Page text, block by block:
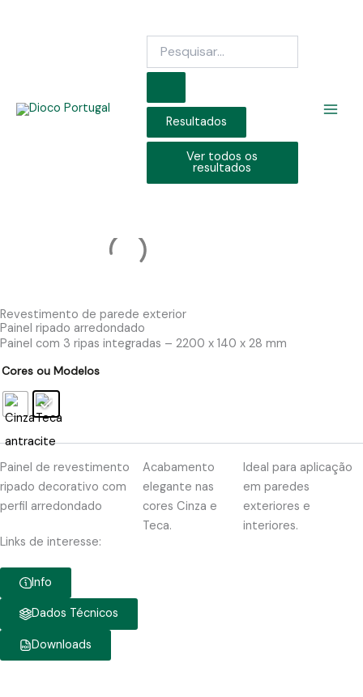
Resultados
Ver todos os
resultados
Revestimento de parede exterior
Painel ripado arredondado
Painel com 3 ripas integradas – 2200 x 140 x 28 mm
Cores ou Modelos
Painel de revestimento
ripado decorativo com
perfil arredondado
Acabamento
elegante nas
cores Cinza e
Teca.
Ideal para aplicação
em paredes
exteriores e
interiores.
Links de interesse:
Info
Dados Técnicos
Downloads